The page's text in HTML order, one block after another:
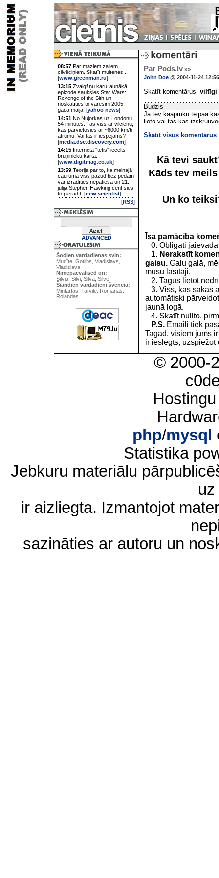
08:57 Par maziem zaļiem
cilvēciņiem. Skatīt multenes...
[www.greenman.ru]
13:15 Zvaigžņu karu jaunākā
epizode sauksies Star Wars:
Revenge of the Sith un
noskatīties to varēsim 2005.
gada maijā. [yahoo news]
14:51 No Ņujorkas uz Londonu
54 minūtēs. Tas viss ar vilcienu,
kas pārvietosies ar ~8000 km/h
ātrumu. Vai tas ir iespējams?
[media.dsc.discovery.com]
14:15 Interneta "tētis" iecelts
bruņinieku kārtā.
[www.digitmag.co.uk]
13:59 Teorija par to, ka melnajā
caurumā viss pazūd bez pēdām
var izrādīties nepatiesa un 21.
jūlijā Stephen Hawking centīsies
to pierādīt. [new scientist]
[RSS]
ADVANCED
Šodien vardadienas svin:
Mudīte, Gotlibs, Vladislavs,
Vladislava
Nimepaevalised on:
Silvia, Silvi, Silva, Silve
Šiandien vardadieni švencia:
Mintartas, Tarvilė, Romanas,
Rolandas
Par Pods.lv »»
John Doe @ 2004-11-24 12:56
Skatīt komentārus: viltīgi
Budzis
Ja tev kaapmku telpaa
lieto vai tas kas
Skatīt visus komentārus
Kā tevi
Kāds tev
Un ko
Īsa pamācība
0. Obligāti jāievada
1. Nerakstīt
gaisu. Galu galā,
mūsu lasītāji.
2. Tagus lietot
3. Viss, kas sākās
automātiski
jaunā logā.
4. Skatīt nullto,
P.S. Emaili tiek
Tagad, visiem jums
ir ieslēgts, uzspiežot
© 2000-
php/mysql
Statistika
Jebkuru materiālu
ir aizliegta. Izmantojot
sazināties ar autoru un